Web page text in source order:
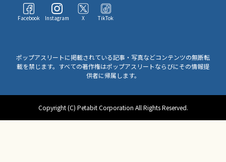
Facebook Instagram X TikTok
ポップアスリートに掲載されている記事・写真などコンテンツの無断転
載を禁じます。すべての著作権はポップアスリートならびにその情報提
供者に帰属します。
Copyright (C) Petabit Corporation All Rights Reserved.